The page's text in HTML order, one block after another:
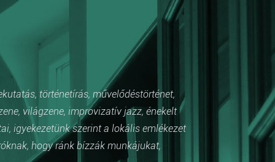
történetírás, művelődéstörténet,
világzene, improvizatív jazz, énekelt
igyekezetünk szerint a lokális emlékezet
hogy ránk bízzák munkájukat,